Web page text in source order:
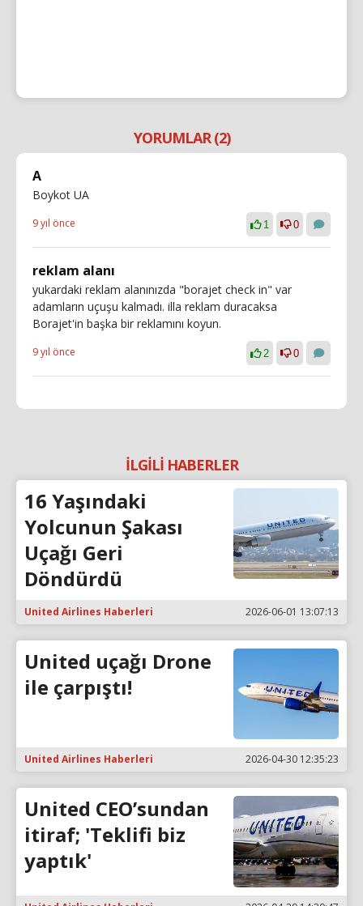
YORUMLAR (2)
A
Boykot UA
9 yıl önce 1 0
reklam alanı
yukardaki reklam alanınızda "borajet check in" var
adamların uçuşu kalmadı. illa reklam duracaksa
Borajet'in başka bir reklamını koyun.
9 yıl önce 2 0
İLGİLİ HABERLER
16 Yaşındaki
Yolcunun Şakası
Uçağı Geri
Döndürdü
United Airlines Haberleri 2026-06-01 13:07:13
United uçağı Drone
ile çarpıştı!
United Airlines Haberleri 2026-04-30 12:35:23
United CEO’sundan
itiraf; 'Teklifi biz
yaptık'